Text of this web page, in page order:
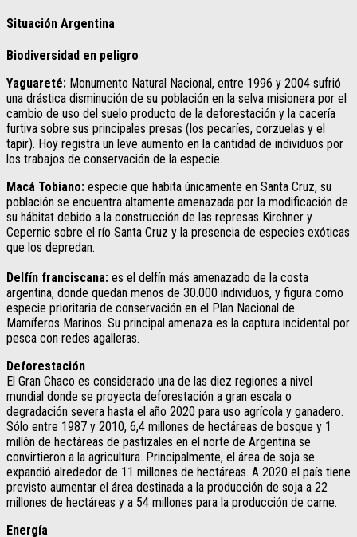
Situación Argentina
Biodiversidad en peligro
Yaguareté: Monumento Natural Nacional, entre 1996 y 2004 sufrió
una drástica disminución de su población en la selva misionera por el
cambio de uso del suelo producto de la deforestación y la cacería
furtiva sobre sus principales presas (los pecaríes, corzuelas y el
tapir). Hoy registra un leve aumento en la cantidad de individuos por
los trabajos de conservación de la especie.
Macá Tobiano: especie que habita únicamente en Santa Cruz, su
población se encuentra altamente amenazada por la modificación de
su hábitat debido a la construcción de las represas Kirchner y
Cepernic sobre el río Santa Cruz y la presencia de especies exóticas
que los depredan.
Delfín franciscana: es el delfín más amenazado de la costa
argentina, donde quedan menos de 30.000 individuos, y figura como
especie prioritaria de conservación en el Plan Nacional de
Mamíferos Marinos. Su principal amenaza es la captura incidental por
pesca con redes agalleras.
Deforestación
El Gran Chaco es considerado una de las diez regiones a nivel
mundial donde se proyecta deforestación a gran escala o
degradación severa hasta el año 2020 para uso agrícola y ganadero.
Sólo entre 1987 y 2010, 6,4 millones de hectáreas de bosque y 1
millón de hectáreas de pastizales en el norte de Argentina se
convirtieron a la agricultura. Principalmente, el área de soja se
expandió alrededor de 11 millones de hectáreas. A 2020 el país tiene
previsto aumentar el área destinada a la producción de soja a 22
millones de hectáreas y a 54 millones para la producción de carne.
Energía